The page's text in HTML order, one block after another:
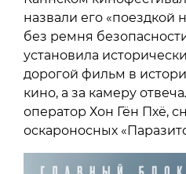
назвали его «поездкой
без ремня
установила
дорогой фильм в
кино, а за камеру
оператор Хон Гён Пхё,
оскароносных